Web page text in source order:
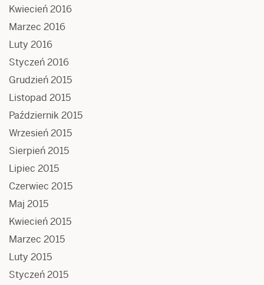
Kwiecień 2016
Marzec 2016
Luty 2016
Styczeń 2016
Grudzień 2015
Listopad 2015
Październik 2015
Wrzesień 2015
Sierpień 2015
Lipiec 2015
Czerwiec 2015
Maj 2015
Kwiecień 2015
Marzec 2015
Luty 2015
Styczeń 2015